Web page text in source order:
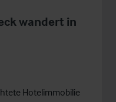
wandert in
Hotelimmobilie